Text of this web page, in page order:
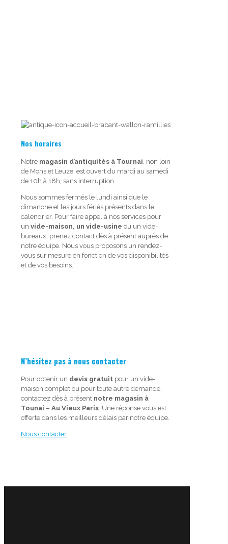
Nos horaires
Notre magasin d’antiquités à Tournai , non loin
de Mons et Leuze, est ouvert du mardi au samedi
de 10h à 18h, sans interruption.
Nous sommes fermés le lundi ainsi que le
dimanche et les jours fériés présents dans le
calendrier. Pour faire appel à nos services pour
un vide-maison, un vide-usine ou un vide-
bureaux, prenez contact dès à présent auprès de
notre équipe. Nous vous proposons un rendez-
vous sur mesure en fonction de vos disponibilités
et de vos besoins.
N’hésitez pas à nous contacter
Pour obtenir un devis gratuit pour un vide-
maison complet ou pour toute autre demande,
contactez dès à présent notre magasin à
Tounai – Au Vieux Paris. Une réponse vous est
offerte dans les meilleurs délais par notre équipe.
Nous contacter